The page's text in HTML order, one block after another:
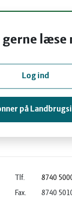
læse
Log ind
på
Tlf.
8740
Fax.
8740